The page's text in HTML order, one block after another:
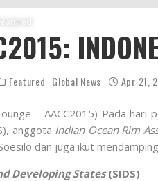
Featured
Featured Global News Apr 21,
– AACC2015) Pada hari
anggota Indian Ocean Rim
dan juga ikut
Developing States(SIDS)